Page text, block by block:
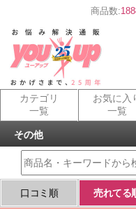
商品数:
カテゴリ
一覧
お気に入
一覧
その他
口コミ順 売れてる